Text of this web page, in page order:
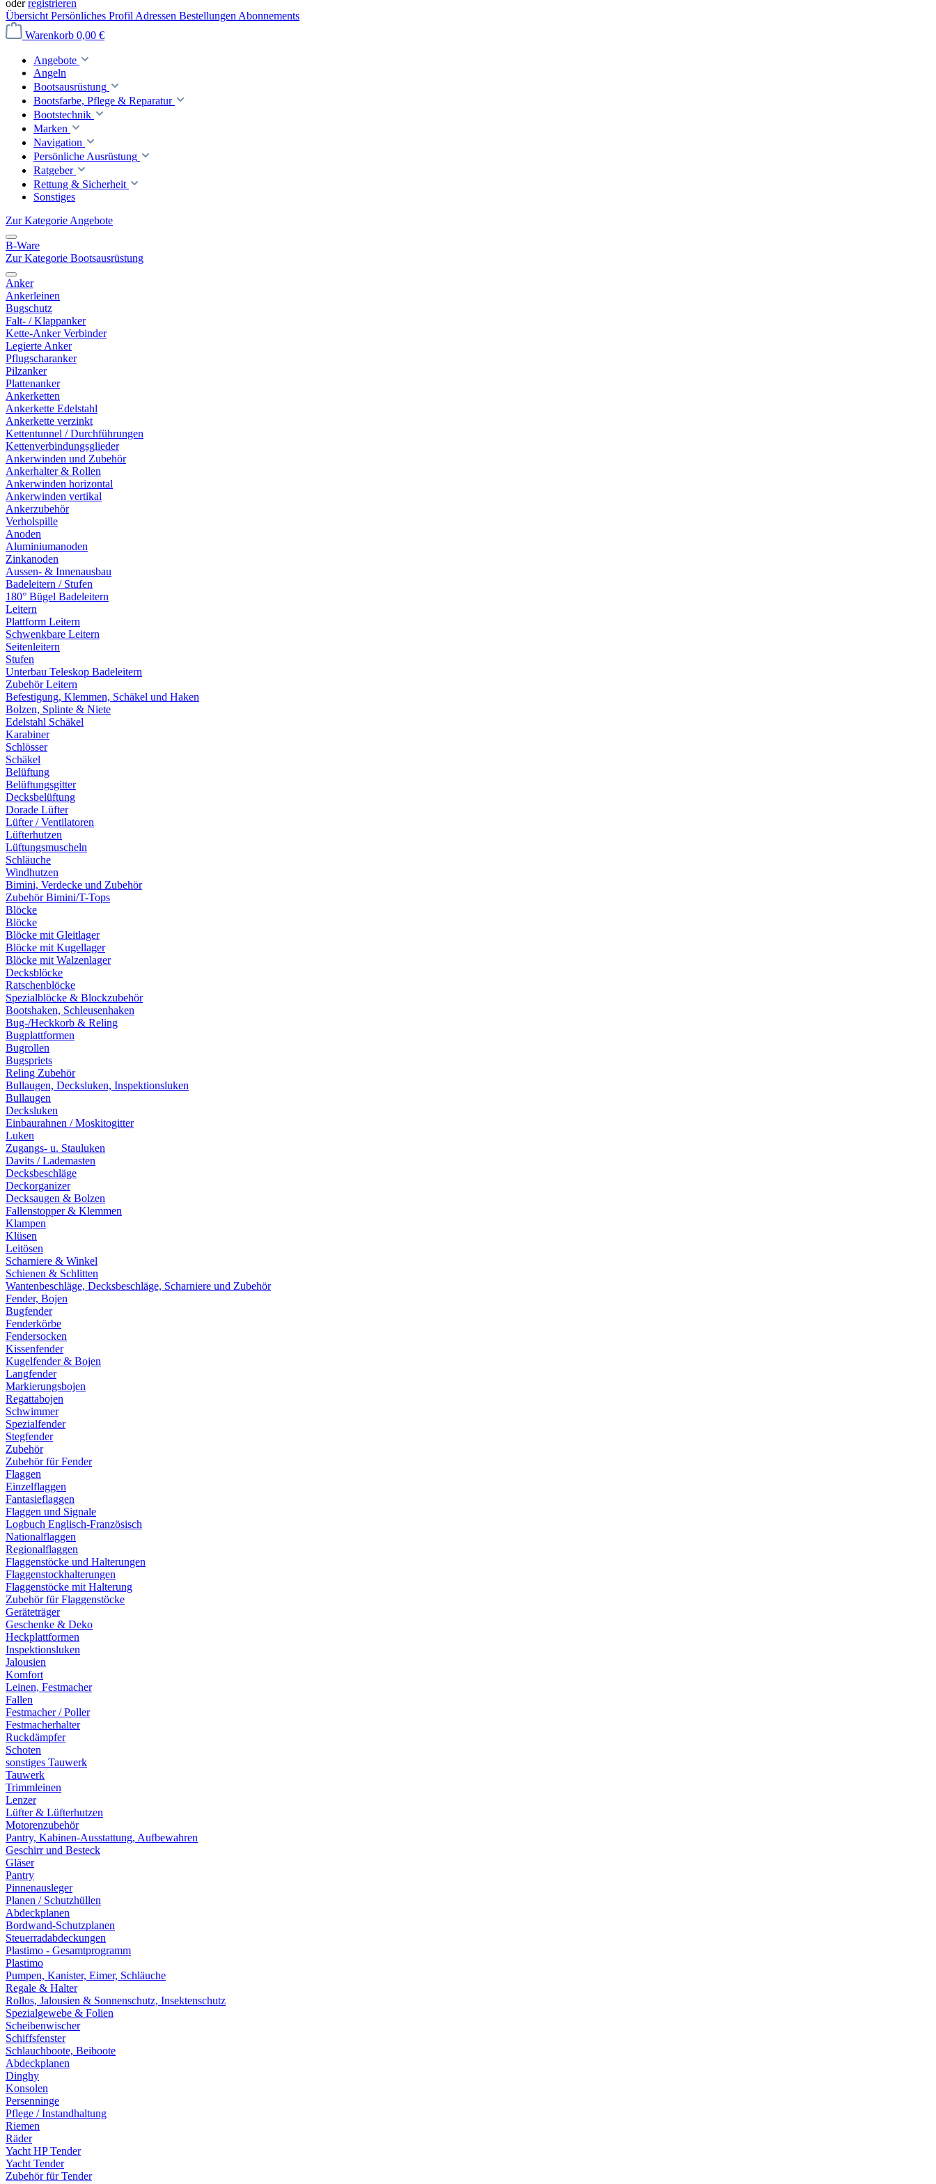
oderregistrieren
Übersicht Persönliches Profil Adressen Bestellungen Abonnements
Warenkorb 0,00 €
Angebote
Angeln
Bootsausrüstung
Bootsfarbe, Pflege & Reparatur
Bootstechnik
Marken
Navigation
Persönliche Ausrüstung
Ratgeber
Rettung & Sicherheit
Sonstiges
Zur Kategorie Angebote
B-Ware
Zur Kategorie Bootsausrüstung
Anker
Ankerleinen
Bugschutz
Falt- / Klappanker
Kette-Anker Verbinder
Legierte Anker
Pflugscharanker
Pilzanker
Plattenanker
Ankerketten
Ankerkette Edelstahl
Ankerkette verzinkt
Kettentunnel / Durchführungen
Kettenverbindungsglieder
Ankerwinden und Zubehör
Ankerhalter & Rollen
Ankerwinden horizontal
Ankerwinden vertikal
Ankerzubehör
Verholspille
Anoden
Aluminiumanoden
Zinkanoden
Aussen- & Innenausbau
Badeleitern / Stufen
180° Bügel Badeleitern
Leitern
Plattform Leitern
Schwenkbare Leitern
Seitenleitern
Stufen
Unterbau Teleskop Badeleitern
Zubehör Leitern
Befestigung, Klemmen, Schäkel und Haken
Bolzen, Splinte & Niete
Edelstahl Schäkel
Karabiner
Schlösser
Schäkel
Belüftung
Belüftungsgitter
Decksbelüftung
Dorade Lüfter
Lüfter / Ventilatoren
Lüfterhutzen
Lüftungsmuscheln
Schläuche
Windhutzen
Bimini, Verdecke und Zubehör
Zubehör Bimini/T-Tops
Blöcke
Blöcke
Blöcke mit Gleitlager
Blöcke mit Kugellager
Blöcke mit Walzenlager
Decksblöcke
Ratschenblöcke
Spezialblöcke & Blockzubehör
Bootshaken, Schleusenhaken
Bug-/Heckkorb & Reling
Bugplattformen
Bugrollen
Bugspriets
Reling Zubehör
Bullaugen, Decksluken, Inspektionsluken
Bullaugen
Decksluken
Einbaurahnen / Moskitogitter
Luken
Zugangs- u. Stauluken
Davits / Lademasten
Decksbeschläge
Deckorganizer
Decksaugen & Bolzen
Fallenstopper & Klemmen
Klampen
Klüsen
Leitösen
Scharniere & Winkel
Schienen & Schlitten
Wantenbeschläge, Decksbeschläge, Scharniere und Zubehör
Fender, Bojen
Bugfender
Fenderkörbe
Fendersocken
Kissenfender
Kugelfender & Bojen
Langfender
Markierungsbojen
Regattabojen
Schwimmer
Spezialfender
Stegfender
Zubehör
Zubehör für Fender
Flaggen
Einzelflaggen
Fantasieflaggen
Flaggen und Signale
Logbuch Englisch-Französisch
Nationalflaggen
Regionalflaggen
Flaggenstöcke und Halterungen
Flaggenstockhalterungen
Flaggenstöcke mit Halterung
Zubehör für Flaggenstöcke
Geräteträger
Geschenke & Deko
Heckplattformen
Inspektionsluken
Jalousien
Komfort
Leinen, Festmacher
Fallen
Festmacher / Poller
Festmacherhalter
Ruckdämpfer
Schoten
sonstiges Tauwerk
Tauwerk
Trimmleinen
Lenzer
Lüfter & Lüfterhutzen
Motorenzubehör
Pantry, Kabinen-Ausstattung, Aufbewahren
Geschirr und Besteck
Gläser
Pantry
Pinnenausleger
Planen / Schutzhüllen
Abdeckplanen
Bordwand-Schutzplanen
Steuerradabdeckungen
Plastimo - Gesamtprogramm
Plastimo
Pumpen, Kanister, Eimer, Schläuche
Regale & Halter
Rollos, Jalousien & Sonnenschutz, Insektenschutz
Spezialgewebe & Folien
Scheibenwischer
Schiffsfenster
Schlauchboote, Beiboote
Abdeckplanen
Dinghy
Konsolen
Persenninge
Pflege / Instandhaltung
Riemen
Räder
Yacht HP Tender
Yacht Tender
Zubehör für Tender